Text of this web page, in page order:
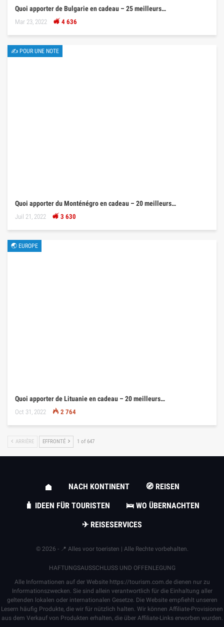
Quoi apporter de Bulgarie en cadeau – 25 meilleurs…
Mar 23, 2022 4 636
✍ POUR UNE NOTE
Quoi apporter du Monténégro en cadeau – 20 meilleurs…
Juil 21, 2022 3 630
🌏 EUROPE
Quoi apporter de Lituanie en cadeau – 20 meilleurs…
Oct 31, 2022 2 764
ARRIÈRE EFFRONTÉ 1 of 647
NACH KONTINENT
🧭 REISEN
🧳 IDEEN FÜR TOURISTEN
🛌 WO ÜBERNACHTEN
✈ REISESERVICES
© 2026 - 📍 Alles voor toeristen | Alle Rechte vorbehalten.
HAFTUNGSAUSSCHLUSS UND OFFENLEGUNG
Alle Informationen auf der Website https://tourism.com.dedienen nur zu
Informationszwecken. Sie sind allein verantwortlich für die Einhaltung aller
geltenden lokalen oder internationalen Gesetze. Die Website empfiehlt unseren
Lesern häufig Produkte, die wir für nützlich halten. Wir können Affiliate-Provisionen
aus dem Verkauf von Produkten erhalten, die über Affiliate-Links erworben wurden.